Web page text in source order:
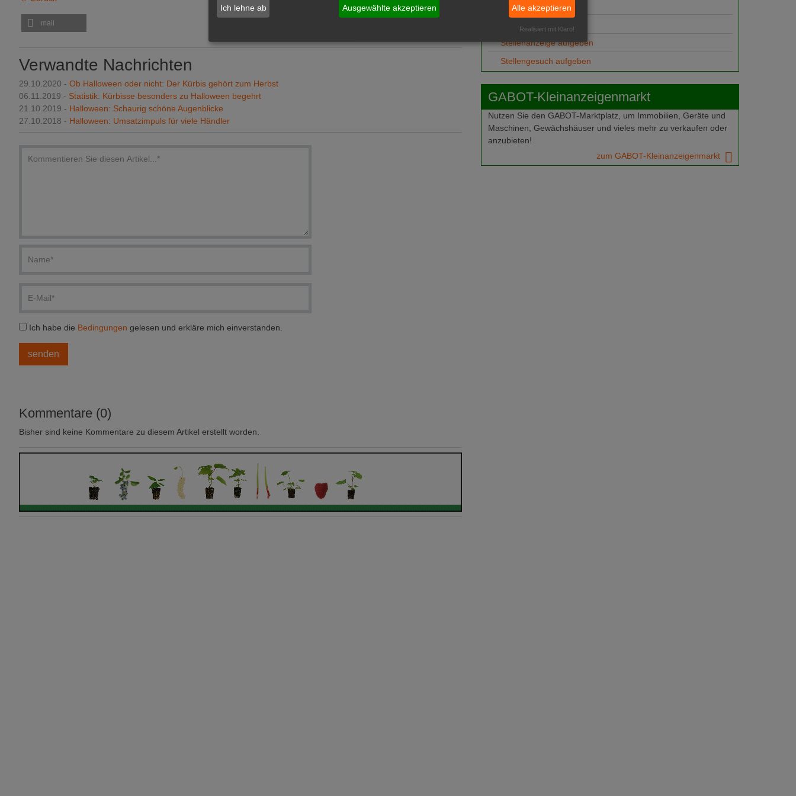
mail
Verwandte Nachrichten
29.10.2020 - Ob Halloween oder nicht: Der Kürbis gehört zum Herbst
06.11.2019 - Statistik: Kürbisse besonders zu Halloween begehrt
21.10.2019 - Halloween: Schaurig schöne Augenblicke
27.10.2018 - Halloween: Umsatzimpuls für viele Händler
Ich habe die Bedingungen gelesen und erkläre mich einverstanden.
Kommentare (0)
Bisher sind keine Kommentare zu diesem Artikel erstellt worden.
Job-Gesuche
Stellenanzeige aufgeben
Stellengesuch aufgeben
GABOT-Kleinanzeigenmarkt
Nutzen Sie den GABOT-Marktplatz, um Immobilien, Geräte und
Maschinen, Gewächshäuser und vieles mehr zu verkaufen oder
anzubieten!
zum GABOT-Kleinanzeigenmarkt
Ich lehne ab Ausgewählte akzeptieren Alle akzeptieren
Realisiert mit Klaro!